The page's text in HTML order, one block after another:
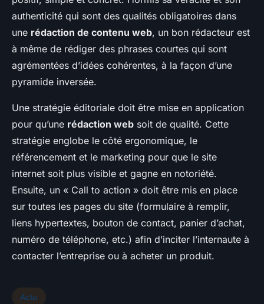
authenticité qui sont des qualités obligatoires dans
une rédaction de contenu web, un bon rédacteur est
à même de rédiger des phrases courtes qui sont
agrémentées d’idées cohérentes, à la façon d’une
pyramide inversée.
Une stratégie éditoriale doit être mise en application
pour qu’une rédaction web soit de qualité. Cette
stratégie englobe le côté ergonomique, le
référencement et le marketing pour que le site
internet soit plus visible et gagne en notoriété.
Ensuite, un « Call to action » doit être mis en place
sur toutes les pages du site (formulaire à remplir,
liens hypertextes, bouton de contact, panier d’achat,
numéro de téléphone, etc.) afin d’inciter l’internaute à
contacter l’entreprise ou à acheter un produit.
Actu